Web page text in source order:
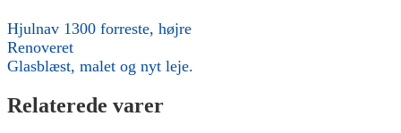
Hjulnav 1300 forreste, højre
Renoveret
Glasblæst, malet og nyt leje.
Relaterede varer